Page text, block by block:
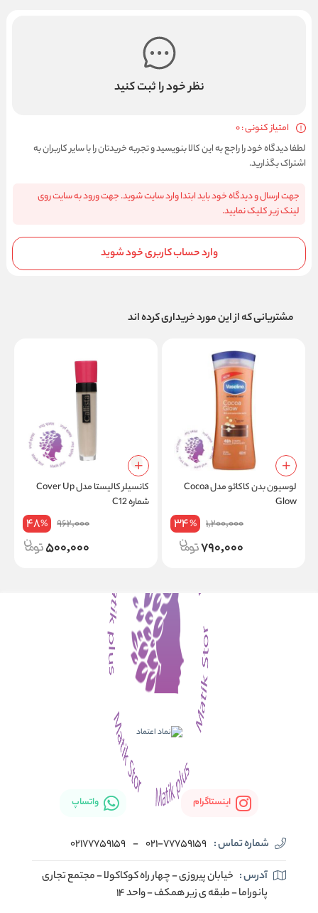
نظر خود را ثبت کنید
امتیاز کنونی : 0
لطفا دیدگاه خود را راجع به این کالا بنویسید و تجربه خریدتان را با سایر کاربران به
اشتراک بگذارید.
جهت ارسال و دیدگاه خود باید ابتدا وارد سایت شوید. جهت ورود به سایت روی
لینک زیر کلیک نمایید.
وارد حساب کاربری خود شوید
مشتریانی که از این مورد خریداری کرده اند
لوسیون بدن کاکائو مدل Cocoa
Glow
1,200,000
34%
790,000
کانسیلر کالیستا مدل Cover Up
شماره C12
962,000
48%
500,000
اینستاگرام واتساپ
شماره تماس : 021-77759159
-
02177759159
آدرس : خیابان پیروزی - چهار راه کوکاکولا - مجتمع تجاری
پانوراما - طبقه ی زیر همکف - واحد 14